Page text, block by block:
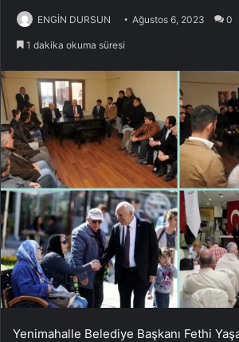
ENGİN DURSUN Ağustos 6, 2023 0
1 dakika okuma süresi
Yenimahalle Belediye Başkanı Fethi